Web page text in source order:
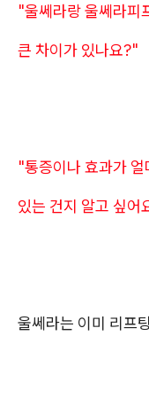
"울쎄라랑 울쎄라피
큰 차이가 있나요?"
"통증이나 효과가
있는 건지 알고 싶어
울쎄라는 이미 리프